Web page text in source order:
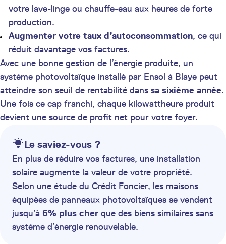
votre lave-linge ou chauffe-eau aux heures de forte
production.
Augmenter votre taux d’autoconsommation, ce qui
réduit davantage vos factures.
Avec une bonne gestion de l’énergie produite, un
système photovoltaïque installé par Ensol à Blaye peut
atteindre son seuil de rentabilité dans sa sixième année.
Une fois ce cap franchi, chaque kilowattheure produit
devient une source de profit net pour votre foyer.
Le saviez-vous ?
En plus de réduire vos factures, une installation
solaire augmente la valeur de votre propriété.
Selon une étude du Crédit Foncier, les maisons
équipées de panneaux photovoltaïques se vendent
jusqu’à 6% plus cher que des biens similaires sans
système d’énergie renouvelable.